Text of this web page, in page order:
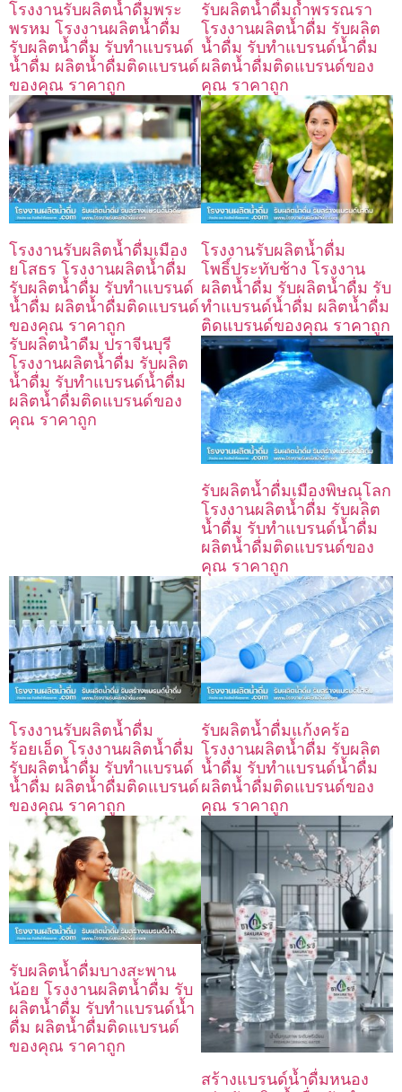
โรงงานรับผลิตน้ำดื่มพระ
พรหม โรงงานผลิตน้ำดื่ม
รับผลิตน้ำดื่ม รับทำแบรนด์
น้ำดื่ม ผลิตน้ำดื่มติดแบรนด์
ของคุณ ราคาถูก
รับผลิตน้ำดื่มถ้ำพรรณรา
โรงงานผลิตน้ำดื่ม รับผลิต
น้ำดื่ม รับทำแบรนด์น้ำดื่ม
ผลิตน้ำดื่มติดแบรนด์ของ
คุณ ราคาถูก
โรงงานรับผลิตน้ำดื่มเมือง
ยโสธร โรงงานผลิตน้ำดื่ม
รับผลิตน้ำดื่ม รับทำแบรนด์
น้ำดื่ม ผลิตน้ำดื่มติดแบรนด์
ของคุณ ราคาถูก
โรงงานรับผลิตน้ำดื่ม
โพธิ์ประทับช้าง โรงงาน
ผลิตน้ำดื่ม รับผลิตน้ำดื่ม รับ
ทำแบรนด์น้ำดื่ม ผลิตน้ำดื่ม
ติดแบรนด์ของคุณ ราคาถูก
รับผลิตน้ำดื่ม ปราจีนบุรี
โรงงานผลิตน้ำดื่ม รับผลิต
น้ำดื่ม รับทำแบรนด์น้ำดื่ม
ผลิตน้ำดื่มติดแบรนด์ของ
คุณ ราคาถูก
รับผลิตน้ำดื่มเมืองพิษณุโลก
โรงงานผลิตน้ำดื่ม รับผลิต
น้ำดื่ม รับทำแบรนด์น้ำดื่ม
ผลิตน้ำดื่มติดแบรนด์ของ
คุณ ราคาถูก
โรงงานรับผลิตน้ำดื่ม
ร้อยเอ็ด โรงงานผลิตน้ำดื่ม
รับผลิตน้ำดื่ม รับทำแบรนด์
น้ำดื่ม ผลิตน้ำดื่มติดแบรนด์
ของคุณ ราคาถูก
รับผลิตน้ำดื่มแก้งคร้อ
โรงงานผลิตน้ำดื่ม รับผลิต
น้ำดื่ม รับทำแบรนด์น้ำดื่ม
ผลิตน้ำดื่มติดแบรนด์ของ
คุณ ราคาถูก
รับผลิตน้ำดื่มบางสะพาน
น้อย โรงงานผลิตน้ำดื่ม รับ
ผลิตน้ำดื่ม รับทำแบรนด์น้ำ
ดื่ม ผลิตน้ำดื่มติดแบรนด์
ของคุณ ราคาถูก
สร้างแบรนด์น้ำดื่มหนอง